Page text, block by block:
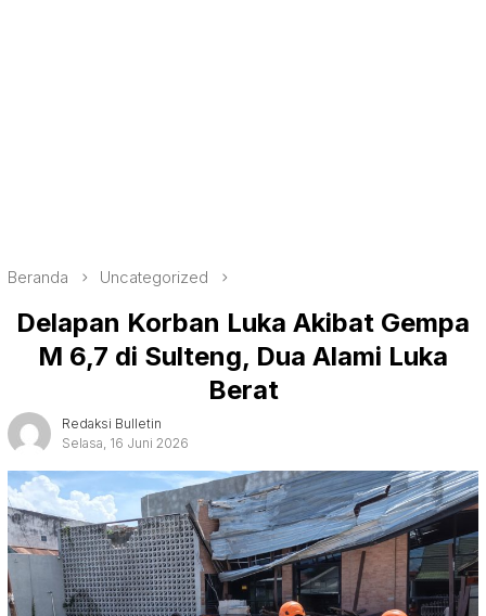
Beranda Uncategorized
Delapan Korban Luka Akibat Gempa
M 6,7 di Sulteng, Dua Alami Luka
Berat
Redaksi Bulletin
Selasa, 16 Juni 2026